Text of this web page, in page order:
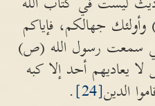
جهالكم، فإياكم
سمعت رسول الله (ص)
يعاديهم أحد إلا كبه
الدين[24]
.